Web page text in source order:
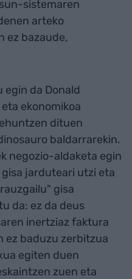
sistemaren
arteko
ez bazaude,
da Donald
ekonomikoa
dituen
baldarrarekin.
negozio-aldaketa egin
jarduteari utzi eta
gisa
da: ez da deus
inertziaz faktura
ez baduzu zerbitzua
egiten duen
zuen eta